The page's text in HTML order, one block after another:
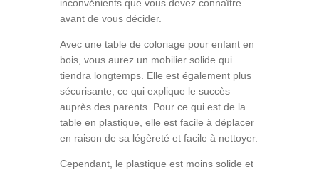
inconvénients que vous devez connaître
avant de vous décider.
Avec une table de coloriage pour enfant en
bois, vous aurez un mobilier solide qui
tiendra longtemps. Elle est également plus
sécurisante, ce qui explique le succès
auprès des parents. Pour ce qui est de la
table en plastique, elle est facile à déplacer
en raison de sa légèreté et facile à nettoyer.
Cependant, le plastique est moins solide et